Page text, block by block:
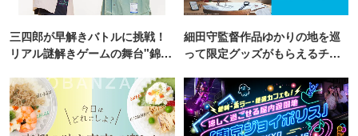
三四郎が早解きバトルに挑戦！
リアル謎解きゲームの舞台"錦糸
細田守監督作品ゆかりの地を巡
って限定グッズがもらえるチャ